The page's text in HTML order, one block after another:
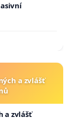
a zvlášť
a zvlášť